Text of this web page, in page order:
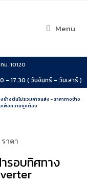
Menu
ม. 10120
- 17.30 ( วันจันทร์ - วันเสาร์ )
ข้างต้นไม่รวมค่าขนส่ง - ราคาทางข้าง
เพื่อความถูกต้อง
รอบทิศทาง